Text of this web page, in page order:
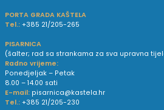
PORTA GRADA KAŠTELA
Tel.: +385 21/205-265
PISARNICA
(šalter; rad sa strankama za sva upravna
Radno vrijeme:
Ponedjeljak – Petak
8.00 – 14.00 sati
E-mail: pisarnica@kastela.hr
Tel.: +385 21/205-230